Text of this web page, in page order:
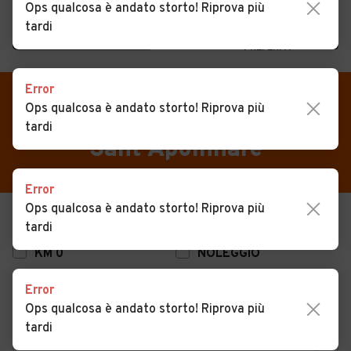
PREFERITI MENU
CERCA
Auto
Auto usate
Auto Km 0
Auto Nuove
Noleggio a lungo termine
Auto d'epoca
Moto
Camper
VENDI
MAGAZINE
ACCEDI
Auto usate in vendita
Sant'Apollinare
USATO
KM 0
NOLEGGIO
Ops qualcosa è andato storto! Riprova più
tardi
Error
Ops qualcosa è andato storto! Riprova più
tardi
Error
Ops qualcosa è andato storto! Riprova più
tardi
Error
Ops qualcosa è andato storto! Riprova più
tardi